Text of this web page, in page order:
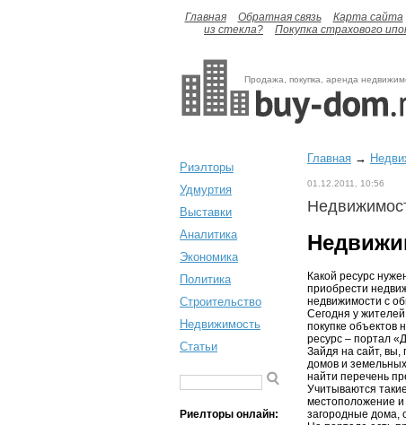
Главная Обратная связь Карта сайта
из стекла?
Покупка страхового
Продажа, покупка, аренда
Риэлторы
Удмуртия
Выставки
Аналитика
Экономика
Политика
Строительство
Недвижимость
Статьи
Риелторы онлайн:
Главная →
01.12.2011, 10:56
Какой ресурс
приобрести
недвижимости с
Сегодня у
покупке объектов
ресурс – портал
Зайдя на сайт, вы,
домов и
найти перечень
Учитываются
местоположение и
загородные дома,